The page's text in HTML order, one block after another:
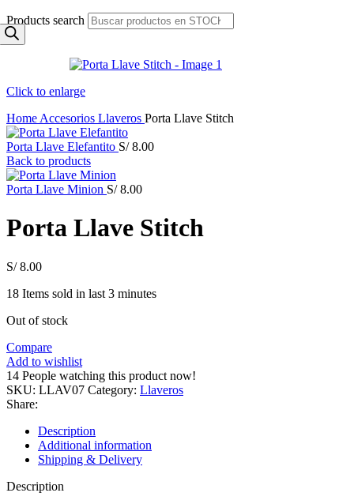
Products search
Click to enlarge
Home Accesorios Llaveros Porta Llave Stitch
Porta Llave Elefantito S/8.00
Back to products
Porta Llave Minion S/8.00
Porta Llave Stitch
S/8.00
18 Items sold in last 3 minutes
Out of stock
Compare
Add to wishlist
14 People watching this product now!
SKU: LLAV07 Category: Llaveros
Share:
Description
Additional information
Shipping & Delivery
Description